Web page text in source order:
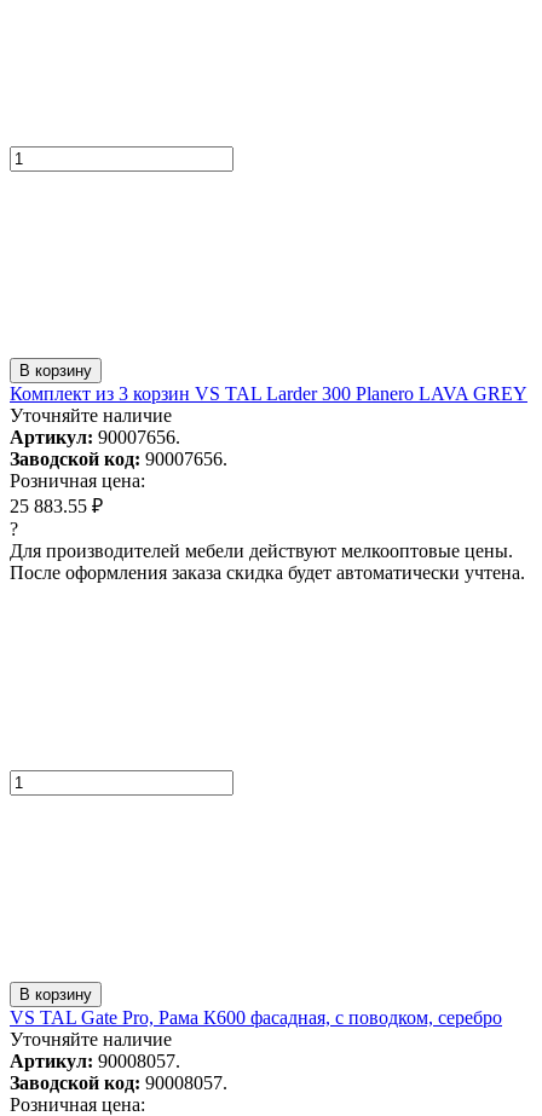
В корзину
Комплект из 3 корзин VS TAL Larder 300 Planero LAVA GREY
Уточняйте наличие
Артикул: 90007656.
Заводской код: 90007656.
Розничная цена:
25 883.55 ₽
?
Для производителей мебели действуют мелкооптовые цены.
После оформления заказа скидка будет автоматически учтена.
В корзину
VS TAL Gate Pro, Рама К600 фасадная, с поводком, серебро
Уточняйте наличие
Артикул: 90008057.
Заводской код: 90008057.
Розничная цена: